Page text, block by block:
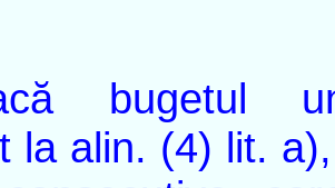
bugetul
la alin. (4) lit.